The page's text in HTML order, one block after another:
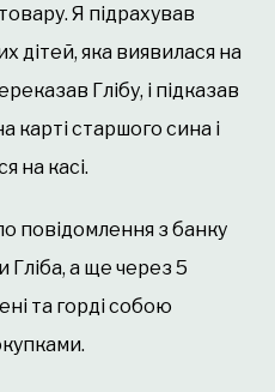
Я підрахував
дітей, яка виявилася на
Глібу, і підказав
карті старшого сина і
на касі.
повідомлення з банку
Гліба, а ще через 5
та горді собою